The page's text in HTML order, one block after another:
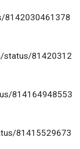
8142030461378
status/81420312
814164948553
81415529673